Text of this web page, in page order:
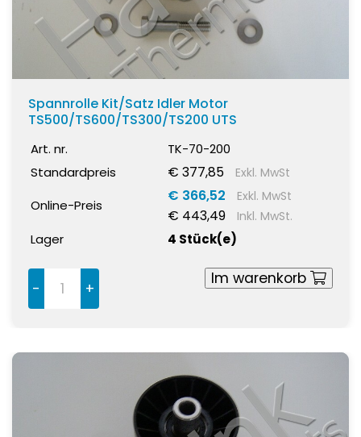
Spannrolle Kit/Satz Idler Motor
TS500/TS600/TS300/TS200 UTS
Art. nr.
TK-70-200
Standardpreis
€ 377,85 Exkl. MwSt
Online-Preis
€ 366,52 Exkl. MwSt
€ 443,49 Inkl. MwSt.
Lager 4 Stück(e)
- +
Im warenkorb